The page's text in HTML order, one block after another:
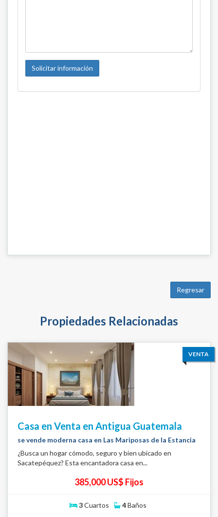
Solicitar información
Regresar
Propiedades Relacionadas
VENTA
Casa en Venta en Antigua Guatemala
se vende moderna casa en Las Mariposas de la Estancia
¿Busca un hogar cómodo, seguro y bien ubicado en
Sacatepéquez? Esta encantadora casa en...
385,000 US$ Fijos
3Cuartos 4Baños